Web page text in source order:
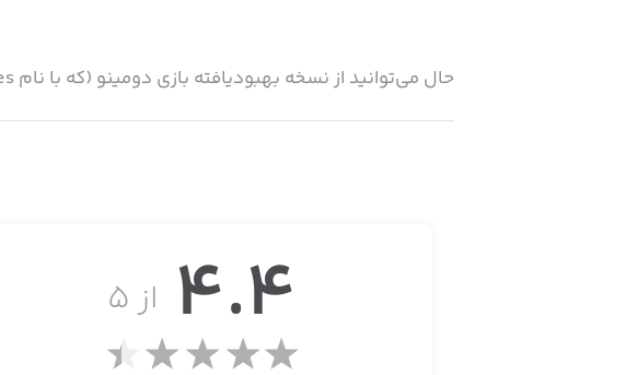
حال می‌توانید از نسخه بهبود‌یافته بازی دومینو (که با نام All Fives هم شناخته می‌شود) لذت ببرید.
· داده‌های آماری
از ۵ 4.4